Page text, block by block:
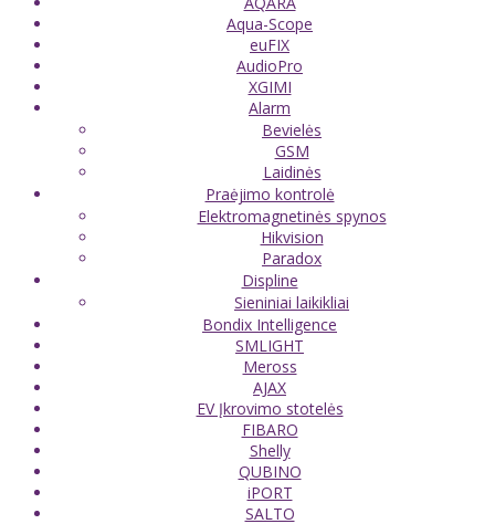
Aqua-Scope
euFIX
AudioPro
XGIMI
Alarm
Bevielės
GSM
Laidinės
Praėjimo kontrolė
Elektromagnetinės spynos
Hikvision
Paradox
Displine
Sieniniai laikikliai
Bondix Intelligence
SMLIGHT
Meross
AJAX
EV Įkrovimo stotelės
FIBARO
Shelly
QUBINO
iPORT
SALTO